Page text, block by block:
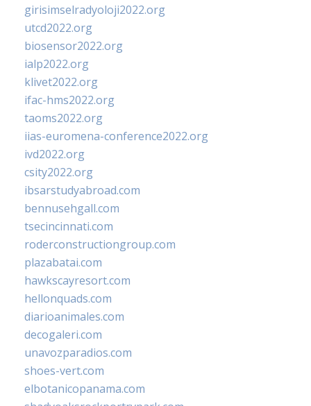
girisimselradyoloji2022.org
utcd2022.org
biosensor2022.org
ialp2022.org
klivet2022.org
ifac-hms2022.org
taoms2022.org
iias-euromena-conference2022.org
ivd2022.org
csity2022.org
ibsarstudyabroad.com
bennusehgall.com
tsecincinnati.com
roderconstructiongroup.com
plazabatai.com
hawkscayresort.com
hellonquads.com
diarioanimales.com
decogaleri.com
unavozparadios.com
shoes-vert.com
elbotanicopanama.com